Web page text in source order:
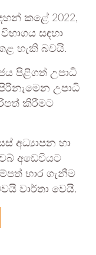
කළේ 2022,
සඳහා
හැකි බවයි.
පිළිගත් උපාධි
උපාධි
කිරීමට
අධ්‍යාපන හා
අඩෙවියට
භාර ගැනීම
වාර්තා වෙයි.